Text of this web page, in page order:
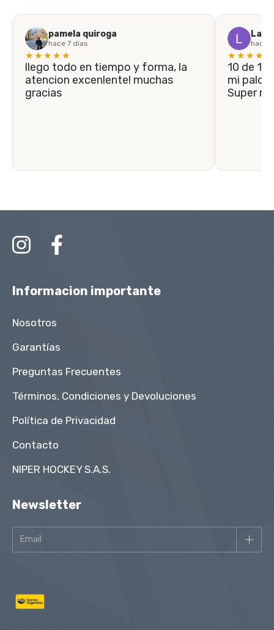
pamela quiroga
hace 7 días
★★★★★
llego todo en tiempo y forma, la
atencion excenlente! muchas
gracias
hace
★★★★★
10 de 10! En menos de 5 días llegó
mi palo
Super
Informacion importante
Nosotros
Garantías
Preguntas Frecuentes
Términos, Condiciones y Devoluciones
Política de Privacidad
Contacto
NIPER HOCKEY S.A.S.
Newsletter